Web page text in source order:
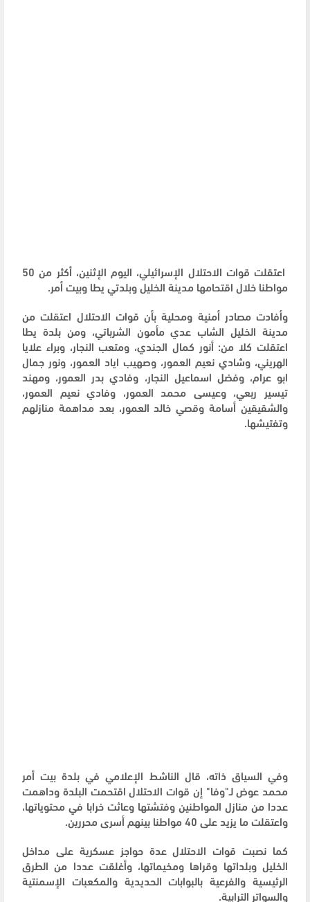
اعتقلت قوات الاحتلال الإسرائيلي، اليوم الإثنين، أكثر من 50
مواطنا خلال اقتحامها مدينة الخليل وبلدتي يطا وبيت أمر.
وأفادت مصادر أمنية ومحلية بأن قوات الاحتلال اعتقلت من
مدينة الخليل الشاب عدي مأمون الشرباتي، ومن بلدة يطا
اعتقلت كلا من: أنور كمال الجندي، ومتعب النجار، وبراء علايا
الهريني، وشادي نعيم العمور، وصهيب اياد العمور، ونور جمال
ابو عرام، وفضل اسماعيل النجار، وفادي بدر العمور، ومهند
تيسير ربعي، وعيسى محمد العمور، وفادي نعيم العمور،
والشقيقين أسامة وقصي خالد العمور، بعد مداهمة منازلهم
وتفتيشها.
وفي السياق ذاته، قال الناشط الإعلامي في بلدة بيت أمر
محمد عوض لـ"وفا" إن قوات الاحتلال اقتحمت البلدة وداهمت
عددا من منازل المواطنين وفتشتها وعاثت خرابا في محتوياتها،
واعتقلت ما يزيد على 40 مواطنا بينهم أسرى محررين.
كما نصبت قوات الاحتلال عدة حواجز عسكرية على مداخل
الخليل وبلداتها وقراها ومخيماتها، وأغلقت عددا من الطرق
الرئيسية والفرعية بالبوابات الحديدية والمكعبات الإسمنتية
والسواتر الترابية.